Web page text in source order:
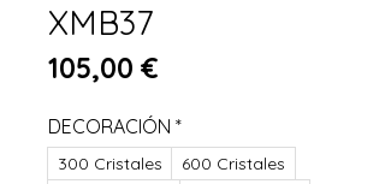
XMB37
105,00 €
DECORACIÓN *
300 Cristales
600 Cristales